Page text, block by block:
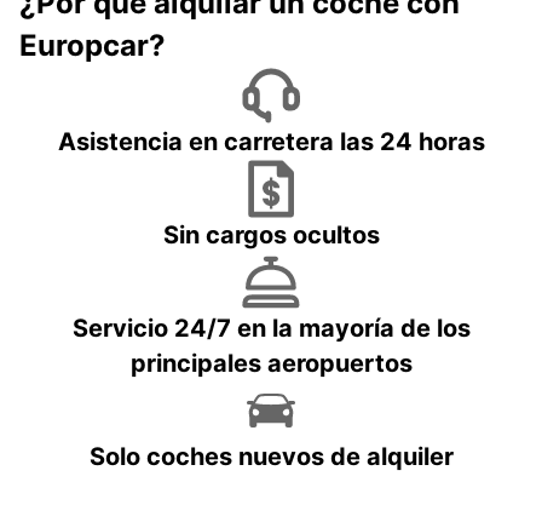
Europcar?
Asistencia en carretera las 24 horas
Sin cargos ocultos
Servicio 24/7 en la mayoría de los
principales aeropuertos
Solo coches nuevos de alquiler